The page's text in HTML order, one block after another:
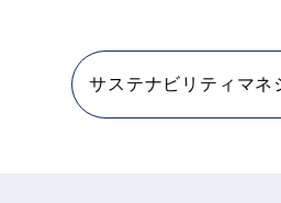
サステナビリティマネ